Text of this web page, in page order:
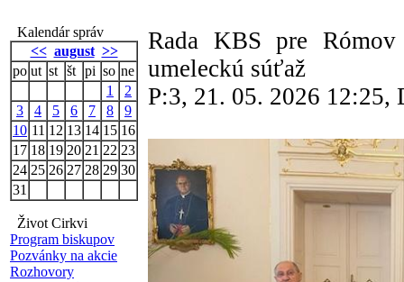
Kalendár správ
<< august >>
po ut st št pi so ne
1
2
3
4 5 6 7 8
9
10 11 12 13 14 15 16
17 18 19 20 21 22 23
24 25 26 27 28 29 30
31
Život Cirkvi
Program biskupov
Pozvánky na akcie
Rozhovory
Rada KBS pre
umeleckú súťaž
P:3, 21. 05. 2026 12:25,